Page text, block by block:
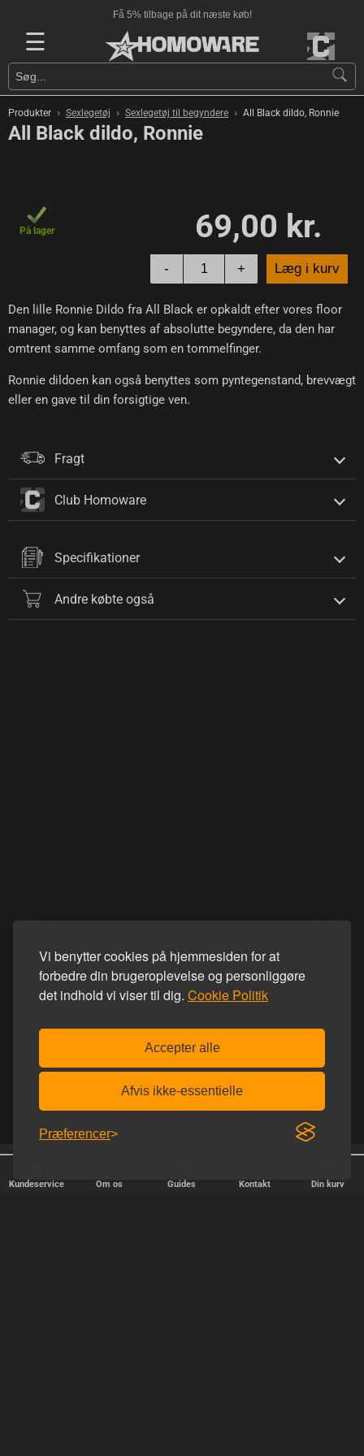
Vi benytter cookies på hjemmesiden for at
forbedre din brugeroplevelse og personliggøre
det indhold vi viser til dig. Cookie Politik
Accepter alle
Afvis ikke-essentielle
Præferencer
Få 5% tilbage på dit næste køb!
☰
Produkter › Sexlegetøj › Sexlegetøj til begyndere › All Black dildo, Ronnie
All Black dildo, Ronnie
På lager 69,00 kr.
- + Læg i kurv
Den lille Ronnie Dildo fra All Black er opkaldt efter vores floor
manager, og kan benyttes af absolutte begyndere, da den har
omtrent samme omfang som en tommelfinger.
Ronnie dildoen kan også benyttes som pyntegenstand, brevvægt
eller en gave til din forsigtige ven.
Fragt
Club Homoware
Specifikationer
Andre købte også
Kundeservice Om os Guides Kontakt Din kurv